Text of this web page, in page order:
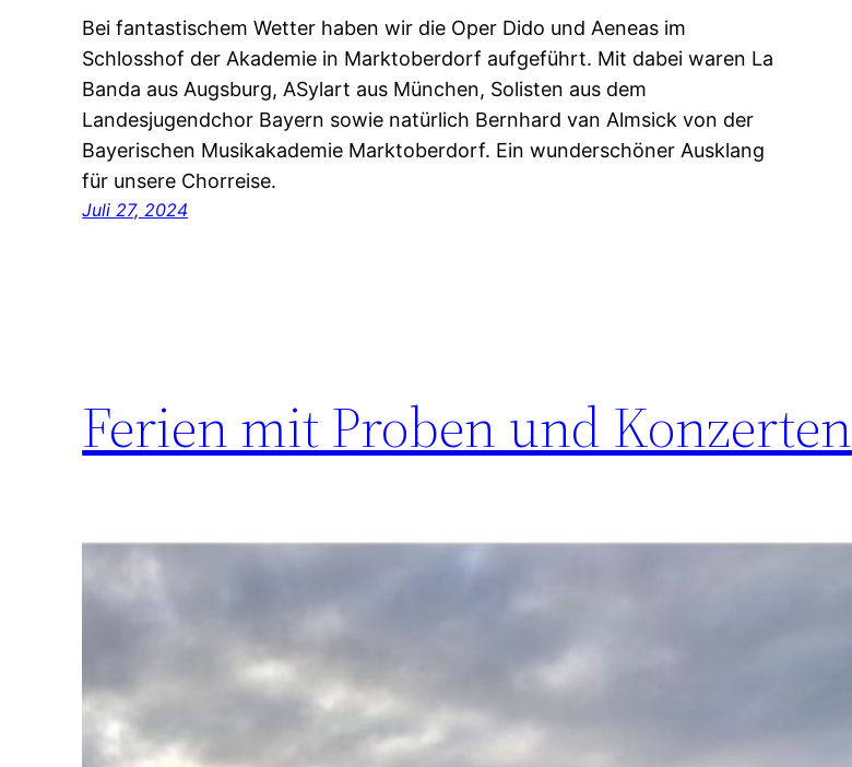
Bei fantastischem Wetter haben wir die Oper Dido und Aeneas im
Schlosshof der Akademie in Marktoberdorf aufgeführt. Mit dabei waren La
Banda aus Augsburg, ASylart aus München, Solisten aus dem
Landesjugendchor Bayern sowie natürlich Bernhard van Almsick von der
Bayerischen Musikakademie Marktoberdorf. Ein wunderschöner Ausklang
für unsere Chorreise.
Juli 27, 2024
Ferien mit Proben und Konzerten